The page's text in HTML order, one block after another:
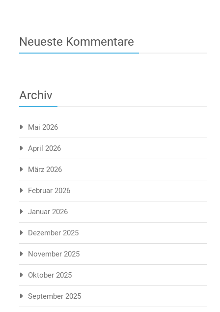
Neueste Kommentare
Archiv
Mai 2026
April 2026
März 2026
Februar 2026
Januar 2026
Dezember 2025
November 2025
Oktober 2025
September 2025